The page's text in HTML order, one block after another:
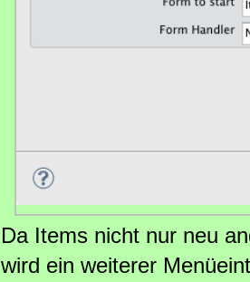
Da Items nicht nur neu
wird ein weiterer